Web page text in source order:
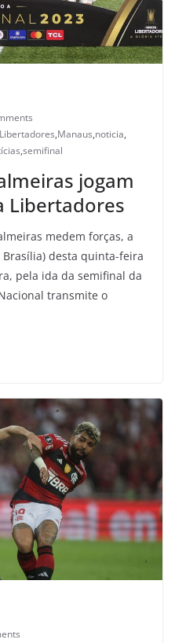
Libertadores,Manaus,noticia,
,semifinal
jogam
Libertadores
medem forças, a
desta quinta-feira
pela ida da semifinal da
transmite o